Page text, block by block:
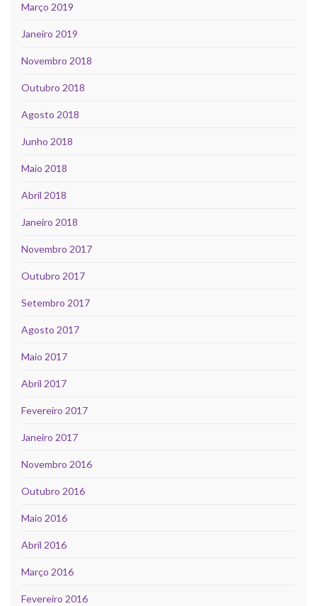
Março 2019
Janeiro 2019
Novembro 2018
Outubro 2018
Agosto 2018
Junho 2018
Maio 2018
Abril 2018
Janeiro 2018
Novembro 2017
Outubro 2017
Setembro 2017
Agosto 2017
Maio 2017
Abril 2017
Fevereiro 2017
Janeiro 2017
Novembro 2016
Outubro 2016
Maio 2016
Abril 2016
Março 2016
Fevereiro 2016